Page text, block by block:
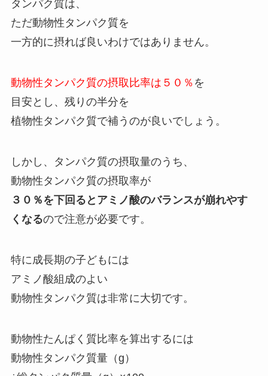
タンパク質は、
ただ動物性タンパク質を
一方的に摂れば良いわけではありません。
動物性タンパク質の摂取比率は５０％ を
目安とし、残りの半分を
植物性タンパク質で補うのが良いでしょう。
しかし、タンパク質の摂取量のうち、
動物性タンパク質の摂取率が
３０％を下回ると アミノ酸のバランスが崩れやす
くなるので注意が必要です。
特に成長期の子どもには
アミノ酸組成のよい
動物性タンパク質は非常に大切です。
動物性たんぱく質比率を算出するには
動物性タンパク質量（g）